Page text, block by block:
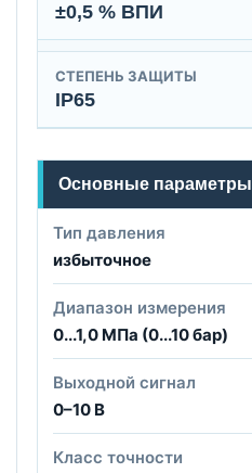
±0,5 % ВПИ
СТЕПЕНЬ ЗАЩИТЫ
IP65
Основные параметры
Тип давления
избыточное
Диапазон измерения
0...1,0 МПа (0...10 бар)
Выходной сигнал
0–10 В
Класс точности